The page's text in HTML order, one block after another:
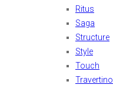
Ritus
Saga
Structure
Style
Touch
Travertino